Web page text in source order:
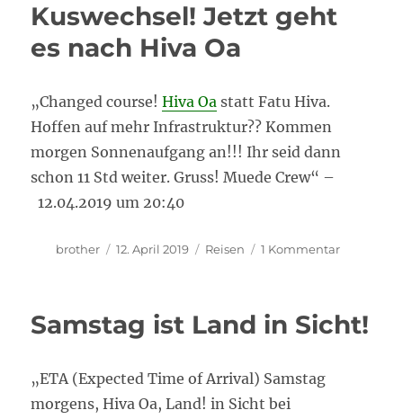
bis
franz.
Polynesien
Kuswechsel! Jetzt geht
es nach Hiva Oa
„Changed course!Hiva Oa statt Fatu Hiva.
Hoffen auf mehr Infrastruktur?? Kommen
morgen Sonnenaufgang an!!! Ihr seid dann
schon 11 Std weiter. Gruss! Muede Crew“ –
12.04.2019 um 20:40
Autor
brother
Veröffentlicht
12. April 2019 Kategorien
Reisen 1 Kommentarzu
es
Samstag ist Land in Sicht!
„ETA (Expected Time of Arrival) Samstag
morgens, Hiva Oa, Land! in Sicht bei